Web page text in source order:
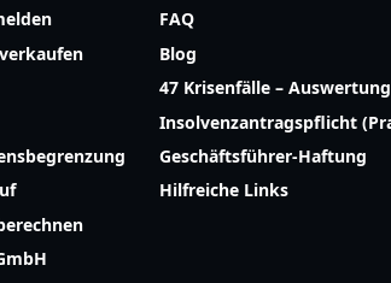
FAQ
Blog
47 Krisenfälle – Auswertung
Insolvenzantragspflicht
Geschäftsführer-Haftung
Hilfreiche Links